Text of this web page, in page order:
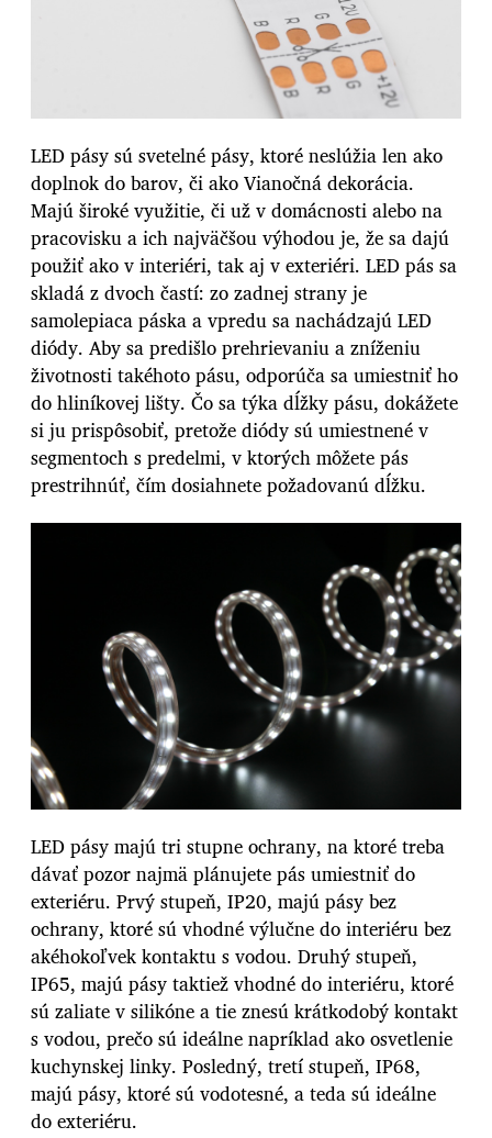
LED pásy sú svetelné pásy, ktoré neslúžia len ako
doplnok do barov, či ako Vianočná dekorácia.
Majú široké využitie, či už v domácnosti alebo na
pracovisku a ich najväčšou výhodou je, že sa dajú
použiť ako v interiéri, tak aj v exteriéri. LED pás sa
skladá z dvoch častí: zo zadnej strany je
samolepiaca páska a vpredu sa nachádzajú LED
diódy. Aby sa predišlo prehrievaniu a zníženiu
životnosti takéhoto pásu, odporúča sa umiestniť ho
do hliníkovej lišty. Čo sa týka dĺžky pásu, dokážete
si ju prispôsobiť, pretože diódy sú umiestnené v
segmentoch s predelmi, v ktorých môžete pás
prestrihnúť, čím dosiahnete požadovanú dĺžku.
LED pásy majú tri stupne ochrany, na ktoré treba
dávať pozor najmä plánujete pás umiestniť do
exteriéru. Prvý stupeň, IP20, majú pásy bez
ochrany, ktoré sú vhodné výlučne do interiéru bez
akéhokoľvek kontaktu s vodou. Druhý stupeň,
IP65, majú pásy taktiež vhodné do interiéru, ktoré
sú zaliate v silikóne a tie znesú krátkodobý kontakt
s vodou, prečo sú ideálne napríklad ako osvetlenie
kuchynskej linky. Posledný, tretí stupeň, IP68,
majú pásy, ktoré sú vodotesné, a teda sú ideálne
do exteriéru.